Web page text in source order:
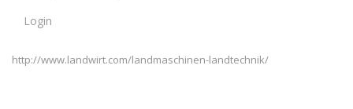
Login
http://www.landwirt.com/landmaschinen-landtechnik/